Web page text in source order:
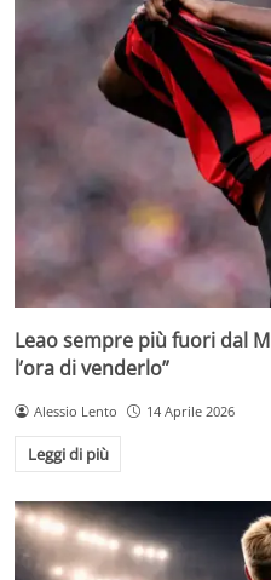
Leao sempre più fuori dal
l’ora di venderlo”
Alessio Lento 14 Aprile 2026
Leggi di più